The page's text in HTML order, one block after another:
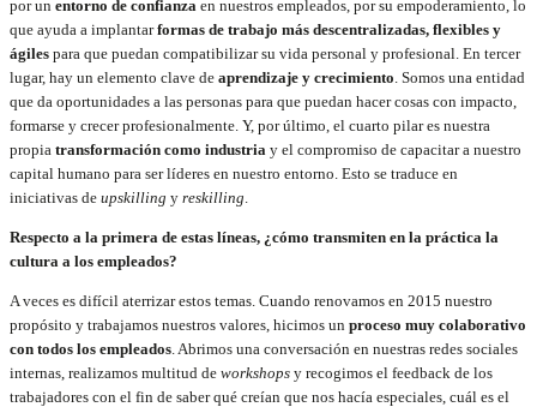
por un entorno de confianza en nuestros empleados, por su empoderamiento, lo
que ayuda a implantarformas de trabajo más descentralizadas, flexibles y
ágiles para que puedan compatibilizar su vida personal y profesional. En tercer
lugar, hay un elemento clave de aprendizaje y crecimiento. Somos una entidad
que da oportunidades a las personas para que puedan hacer cosas con impacto,
formarse y crecer profesionalmente. Y, por último, el cuarto pilar es nuestra
propia transformación como industria y el compromiso de capacitar a nuestro
capital humano para ser líderes en nuestro entorno. Esto se traduce en
iniciativas de upskilling y reskilling.
Respecto a la primera de estas líneas, ¿cómo transmiten en la práctica la
cultura a los empleados?
A veces es difícil aterrizar estos temas. Cuando renovamos en 2015 nuestro
propósito y trabajamos nuestros valores, hicimos un proceso muy colaborativo
con todos los empleados. Abrimos una conversación en nuestras redes sociales
internas, realizamos multitud de workshops y recogimos el feedback de los
trabajadores con el fin de saber qué creían que nos hacía especiales, cuál es el